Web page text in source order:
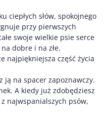
ciepłych słów, spokojnego
przy pierwszych
swoje wielkie psie serce
dobre i na złe.
najpiękniejsza część życia
ją na spacer zapoznawczy.
A kiedy już zdobędziesz
najwspanialszych psów,